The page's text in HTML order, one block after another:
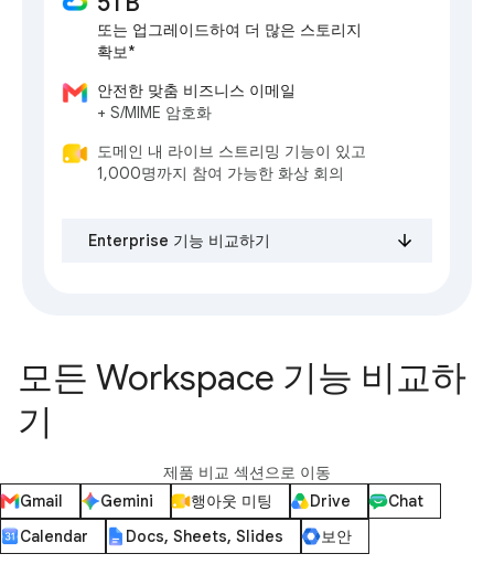
또는 업그레이드하여 더 많은 스토리지
확보*
안전한 맞춤 비즈니스 이메일
+ S/MIME 암호화
도메인 내 라이브 스트리밍 기능이 있고
1,000명까지 참여 가능한 화상 회의
Enterprise 기능 비교하기
모든 Workspace 기능 비교하
기
제품 비교 섹션으로 이동
Gmail
Gemini 행아웃 미팅 Drive
Chat
Calendar
Docs, Sheets, Slides 보안